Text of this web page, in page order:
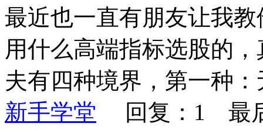
最近也一直有朋友让我
用什么高端指标选股的
夫有四种境界，第一种
新手学堂 回复：1 最